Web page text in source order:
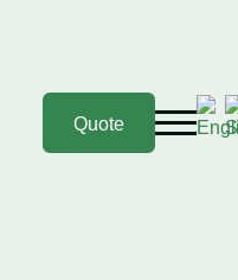
Quote
kommande år.
till val av revisor till att nu
Beslut om val av revisor